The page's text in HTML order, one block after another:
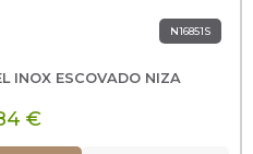
N16851S
INOX ESCOVADO NIZA
€